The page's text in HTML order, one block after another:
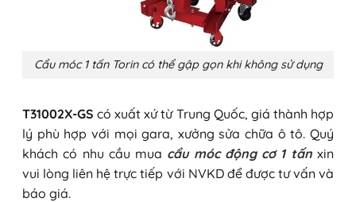
Cẩu móc 1 tấn Torin có thể gập gọn khi không sử dụng
T31002X-GScó xuất xứ từ Trung Quốc, giá thành hợp
lý phù hợp với mọi gara, xưởng sửa chữa ô tô. Quý
khách có nhu cầu mua cẩu móc động cơ 1 tấnxin
vui lòng liên hệ trực tiếp với NVKD để được tư vấn và
báo giá.